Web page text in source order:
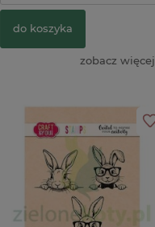
do koszyka
zobacz więcej